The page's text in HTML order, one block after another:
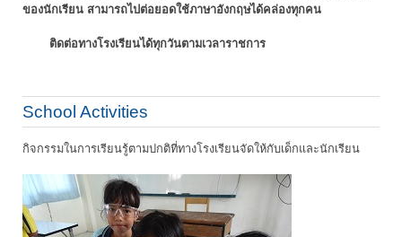
ของนักเรียน สามารถไปต่อยอดใช้ภาษาอังกฤษได้คล่องทุกคน
ติดต่อทางโรงเรียนได้ทุกวันตามเวลาราชการ
School Activities
กิจกรรมในการเรียนรู้ตามปกติที่ทางโรงเรียนจัดให้กับเด็กและนักเรียน